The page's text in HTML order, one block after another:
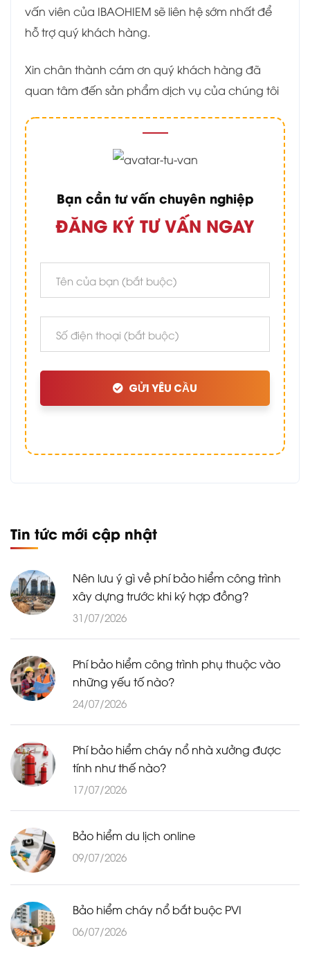
vấn viên của IBAOHIEM sẽ liên hệ sớm nhất để
hỗ trợ quý khách hàng.
Xin chân thành cám ơn quý khách hàng đã
quan tâm đến sản phẩm dịch vụ của chúng tôi
Bạn cần tư vấn chuyên nghiệp
ĐĂNG KÝ TƯ VẤN NGAY
GỬI YÊU CẦU
Tin tức mới cập nhật
Nên lưu ý gì về phí bảo hiểm công trình
xây dựng trước khi ký hợp đồng?
31/07/2026
Phí bảo hiểm công trình phụ thuộc vào
những yếu tố nào?
24/07/2026
Phí bảo hiểm cháy nổ nhà xưởng được
tính như thế nào?
17/07/2026
Bảo hiểm du lịch online
09/07/2026
Bảo hiểm cháy nổ bắt buộc PVI
06/07/2026